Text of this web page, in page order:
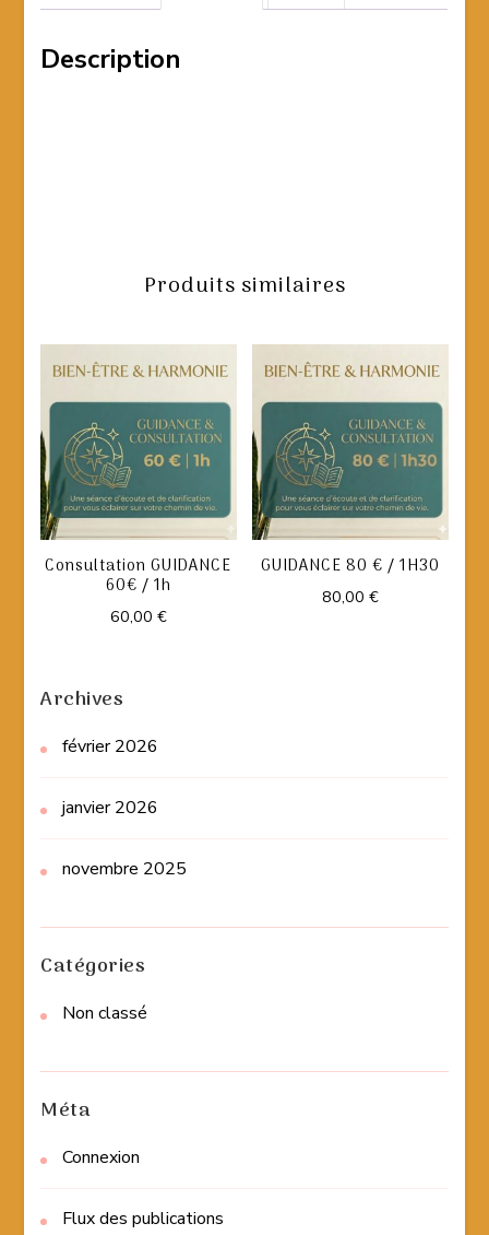
Description
Produits similaires
Consultation GUIDANCE
60€ / 1h
60,00 €
GUIDANCE 80 € / 1H30
80,00€
Archives
février 2026
janvier 2026
novembre 2025
Catégories
Non classé
Méta
Connexion
Flux des publications